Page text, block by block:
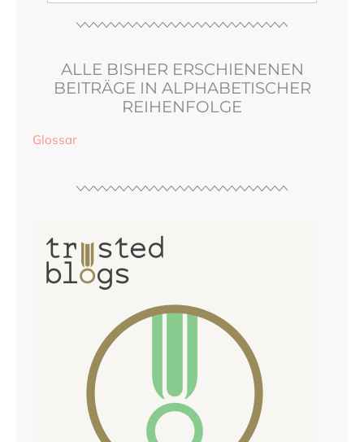
ALLE BISHER ERSCHIENENEN
BEITRÄGE IN ALPHABETISCHER
REIHENFOLGE
Glossar